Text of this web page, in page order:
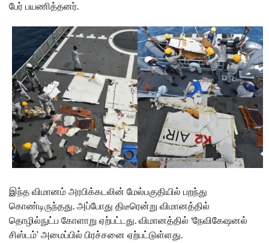
பேர் பயணித்தனர்.
இந்த விமானம் அரபிக்கடலின் மேல்பகுதியில் பறந்து
கொண்டிருந்தது. அப்போது திடீரென்று விமானத்தில்
தொழில்நுட்ப கோளாறு ஏற்பட்டது. விமானத்தில் ‘நேவிகேஷனல்
சிஸ்டம்’ அமைப்பில் பிரச்சனை ஏற்பட்டுள்ளது.